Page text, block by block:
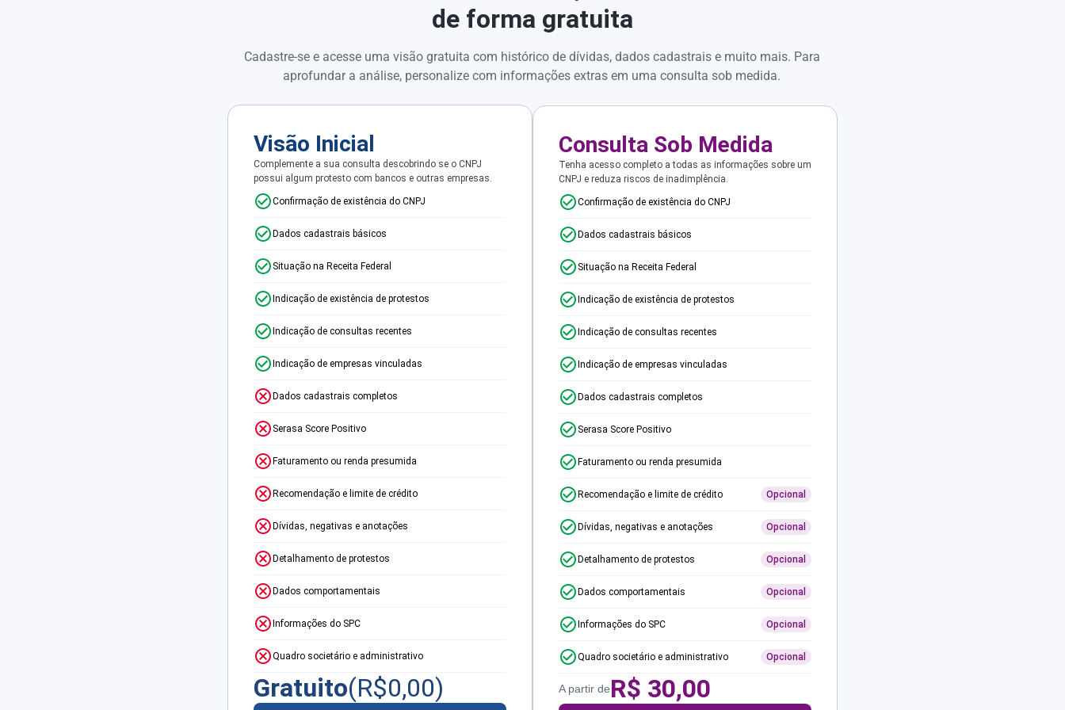
de forma gratuita
Cadastre-se e acesse uma visão gratuita com histórico de dívidas, dados cadastrais e muito mais. Para
aprofundar a análise, personalize com informações extras em uma consulta sob medida.
Visão Inicial
Complemente a sua consulta descobrindo se o CNPJ
possui algum protesto com bancos e outras empresas.
Confirmação de existência do CNPJ
Dados cadastrais básicos
Situação na Receita Federal
Indicação de existência de protestos
Indicação de consultas recentes
Indicação de empresas vinculadas
Dados cadastrais completos
Serasa Score Positivo
Faturamento ou renda presumida
Recomendação e limite de crédito
Dívidas, negativas e anotações
Detalhamento de protestos
Dados comportamentais
Informações do SPC
Quadro societário e administrativo
Gratuito(R$0,00)
Consulta Sob Medida
Tenha acesso completo a todas as informações sobre um
CNPJ e reduza riscos de inadimplência.
Confirmação de existência do CNPJ
Dados cadastrais básicos
Situação na Receita Federal
Indicação de existência de protestos
Indicação de consultas recentes
Indicação de empresas vinculadas
Dados cadastrais completos
Serasa Score Positivo
Faturamento ou renda presumida
Recomendação e limite de crédito Opcional
Dívidas, negativas e anotações Opcional
Detalhamento de protestos Opcional
Dados comportamentais Opcional
Informações do SPC Opcional
Quadro societário e administrativo Opcional
A partir deR$ 30,00